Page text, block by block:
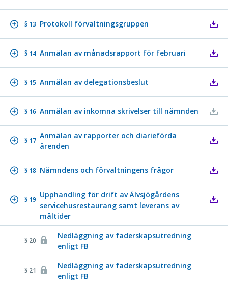
§ 13 Protokoll förvaltningsgruppen
§ 14 Anmälan av månadsrapport för februari
§ 15 Anmälan av delegationsbeslut
§ 16 Anmälan av inkomna skrivelser till nämnden
§ 17
Anmälan av rapporter och diarieförda
ärenden
§ 18 Nämndens och förvaltningens frågor
§ 19
Upphandling för drift av Älvsjögårdens
servicehusrestaurang samt leverans av
måltider
§ 20
Nedläggning av faderskapsutredning
enligt FB
§ 21
Nedläggning av faderskapsutredning
enligt FB